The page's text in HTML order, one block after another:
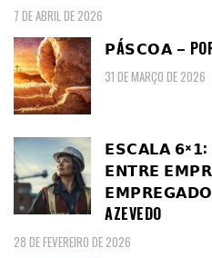
7 DE ABRIL DE 2026
𝗣Á𝗦𝗖𝗢𝗔 – POR
31 DE MARÇO DE 2026
𝗘𝗦𝗖𝗔𝗟𝗔
𝗘𝗡𝗧𝗥𝗘
AZEVEDO
28 DE FEVEREIRO DE 2026